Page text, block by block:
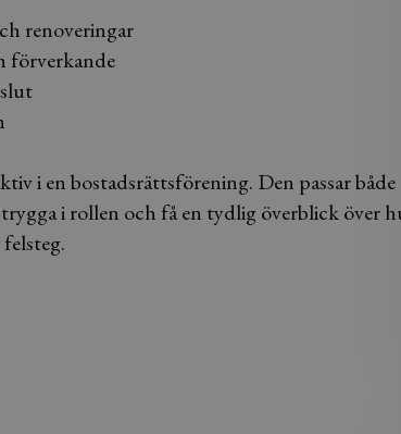
renoveringar
förverkande
i en bostadsrättsförening. Den passar både
i rollen och få en tydlig överblick över